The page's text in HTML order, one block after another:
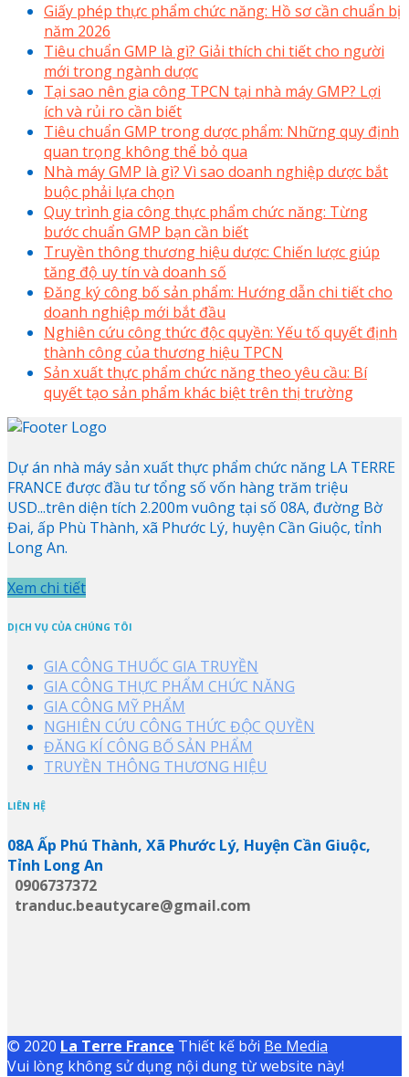
Giấy phép thực phẩm chức năng: Hồ sơ cần chuẩn bị
năm 2026
Tiêu chuẩn GMP là gì? Giải thích chi tiết cho người
mới trong ngành dược
Tại sao nên gia công TPCN tại nhà máy GMP? Lợi
ích và rủi ro cần biết
Tiêu chuẩn GMP trong dược phẩm: Những quy định
quan trọng không thể bỏ qua
Nhà máy GMP là gì? Vì sao doanh nghiệp dược bắt
buộc phải lựa chọn
Quy trình gia công thực phẩm chức năng: Từng
bước chuẩn GMP bạn cần biết
Truyền thông thương hiệu dược: Chiến lược giúp
tăng độ uy tín và doanh số
Đăng ký công bố sản phẩm: Hướng dẫn chi tiết cho
doanh nghiệp mới bắt đầu
Nghiên cứu công thức độc quyền: Yếu tố quyết định
thành công của thương hiệu TPCN
Sản xuất thực phẩm chức năng theo yêu cầu: Bí
quyết tạo sản phẩm khác biệt trên thị trường
Dự án nhà máy sản xuất thực phẩm chức năng LA TERRE
FRANCE được đầu tư tổng số vốn hàng trăm triệu
USD...trên diện tích 2.200m vuông tại số 08A, đường Bờ
Đai, ấp Phù Thành, xã Phước Lý, huyện Cần Giuộc, tỉnh
Long An.
Xem chi tiết
DỊCH VỤ CỦA CHÚNG TÔI
GIA CÔNG THUỐC GIA TRUYỀN
GIA CÔNG THỰC PHẨM CHỨC NĂNG
GIA CÔNG MỸ PHẨM
NGHIÊN CỨU CÔNG THỨC ĐỘC QUYỀN
ĐĂNG KÍ CÔNG BỐ SẢN PHẨM
TRUYỀN THÔNG THƯƠNG HIỆU
LIÊN HỆ
08A Ấp Phú Thành, Xã Phước Lý, Huyện Cần Giuộc,
Tỉnh Long An
0906737372
tranduc.beautycare@gmail.com
© 2020 La Terre France Thiết kế bởi Be Media
Vui lòng không sử dụng nội dung từ website này!